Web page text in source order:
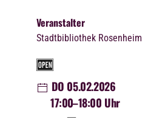
Veranstalter
Stadtbibliothek Rosenheim
DO 05.02.2026
17:00–18:00 Uhr